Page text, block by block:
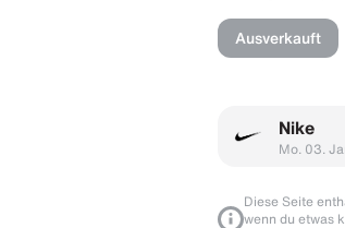
Ausverkauft
Nike
Mo. 03.
Diese Seite
wenn du etwas